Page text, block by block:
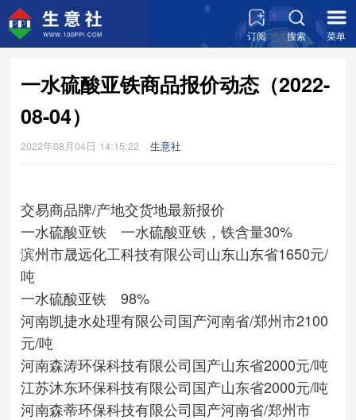
订阅 搜索 菜单
一水硫酸亚铁商品报价动态（2022-
08-04）
2022年08月04日 14:15:22 生意社
交易商品牌/产地交货地最新报价
一水硫酸亚铁 一水硫酸亚铁，铁含量30%
滨州市晟远化工科技有限公司山东山东省1650元/
吨
一水硫酸亚铁 98%
河南凯捷水处理有限公司国产河南省/郑州市2100
元/吨
河南森涛环保科技有限公司国产山东省2000元/吨
江苏沐东环保科技有限公司国产山东省2000元/吨
河南森蒂环保科技有限公司国产河南省/郑州市